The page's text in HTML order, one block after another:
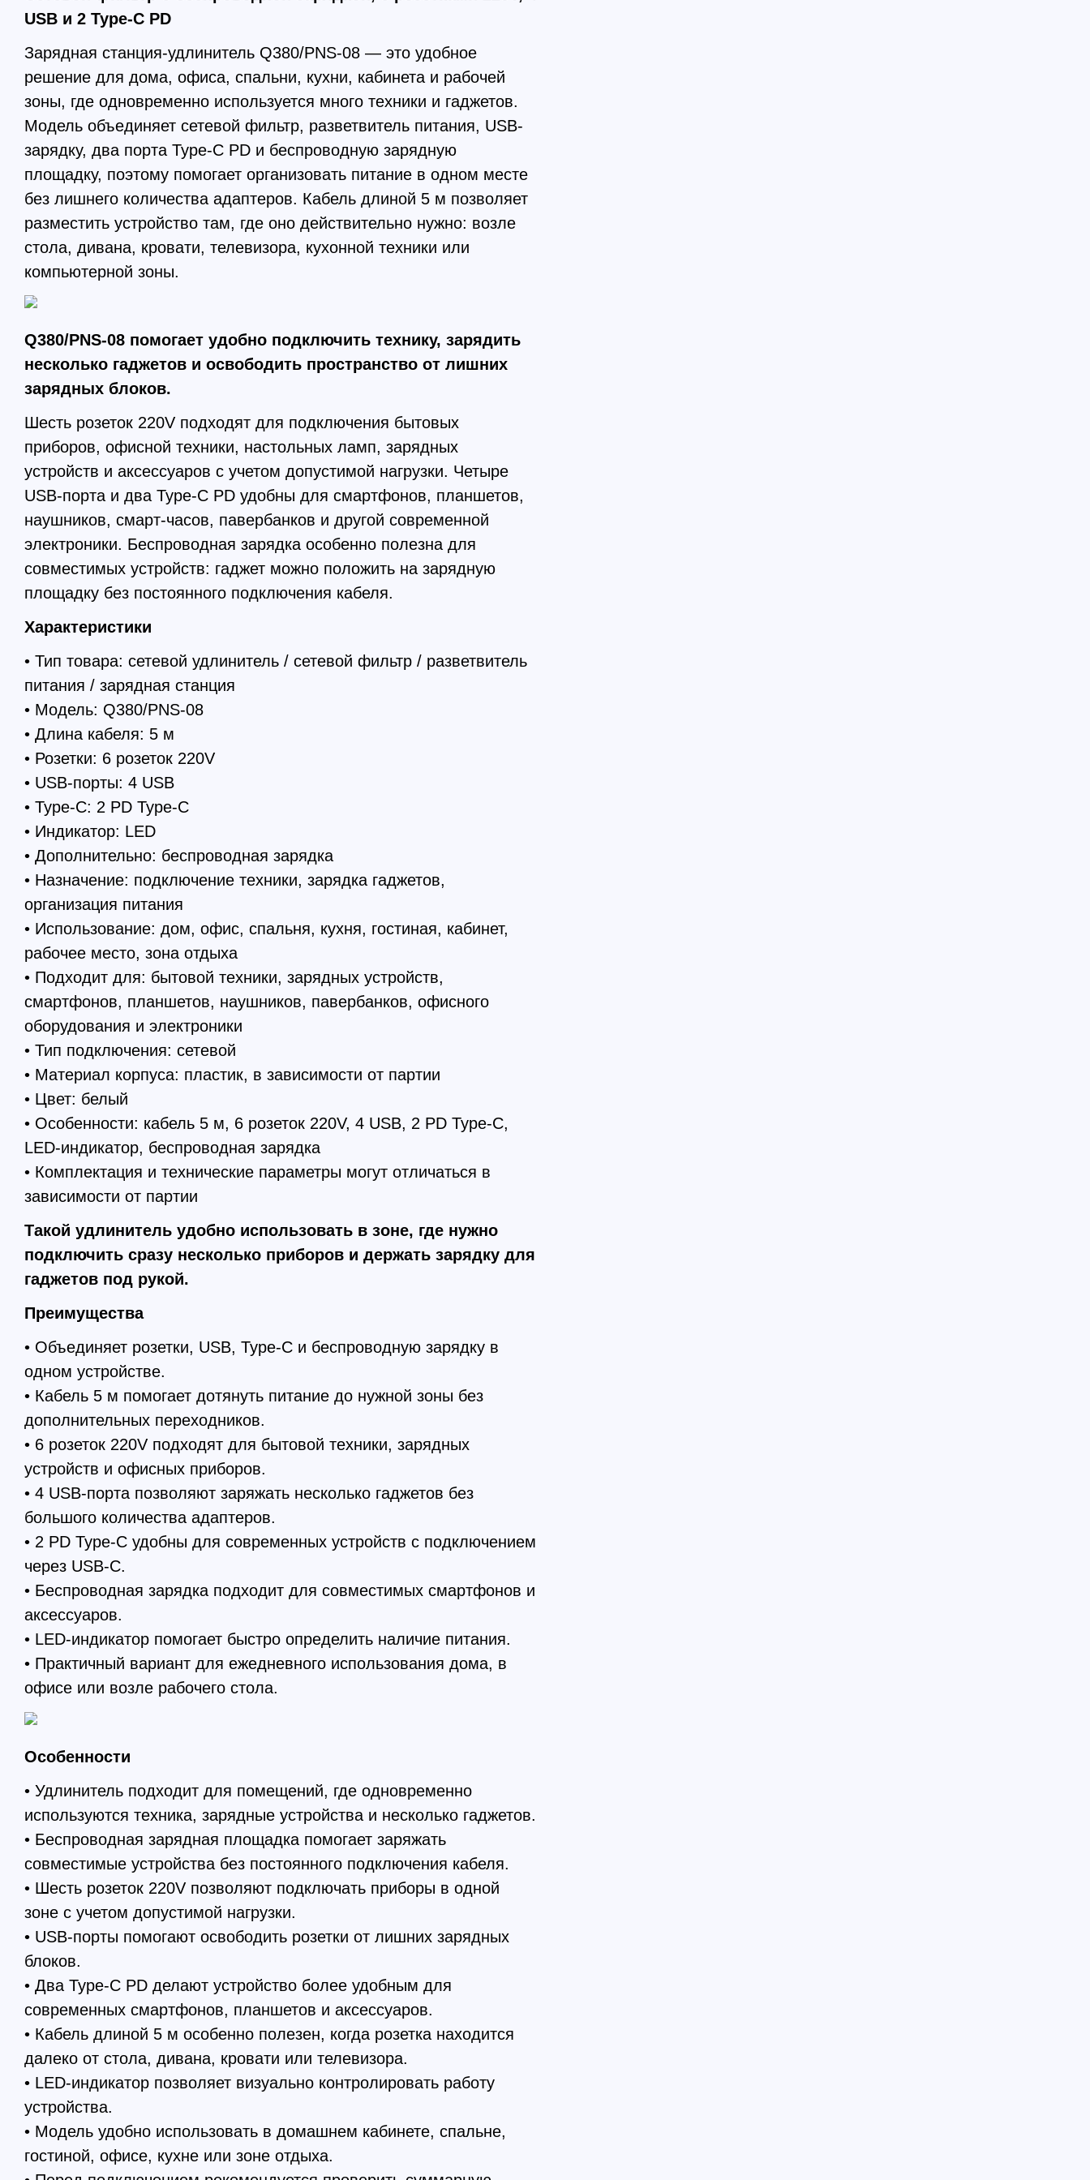
USB и 2 Type-C PD
Зарядная станция-удлинитель Q380/PNS-08 — это удобное
решение для дома, офиса, спальни, кухни, кабинета и рабочей
зоны, где одновременно используется много техники и гаджетов.
Модель объединяет сетевой фильтр, разветвитель питания, USB-
зарядку, два порта Type-C PD и беспроводную зарядную
площадку, поэтому помогает организовать питание в одном месте
без лишнего количества адаптеров. Кабель длиной 5 м позволяет
разместить устройство там, где оно действительно нужно: возле
стола, дивана, кровати, телевизора, кухонной техники или
компьютерной зоны.
Q380/PNS-08 помогает удобно подключить технику, зарядить
несколько гаджетов и освободить пространство от лишних
зарядных блоков.
Шесть розеток 220V подходят для подключения бытовых
приборов, офисной техники, настольных ламп, зарядных
устройств и аксессуаров с учетом допустимой нагрузки. Четыре
USB-порта и два Type-C PD удобны для смартфонов, планшетов,
наушников, смарт-часов, павербанков и другой современной
электроники. Беспроводная зарядка особенно полезна для
совместимых устройств: гаджет можно положить на зарядную
площадку без постоянного подключения кабеля.
Характеристики
• Тип товара: сетевой удлинитель / сетевой фильтр / разветвитель
питания / зарядная станция
• Модель: Q380/PNS-08
• Длина кабеля: 5 м
• Розетки: 6 розеток 220V
• USB-порты: 4 USB
• Type-C: 2 PD Type-C
• Индикатор: LED
• Дополнительно: беспроводная зарядка
• Назначение: подключение техники, зарядка гаджетов,
организация питания
• Использование: дом, офис, спальня, кухня, гостиная, кабинет,
рабочее место, зона отдыха
• Подходит для: бытовой техники, зарядных устройств,
смартфонов, планшетов, наушников, павербанков, офисного
оборудования и электроники
• Тип подключения: сетевой
• Материал корпуса: пластик, в зависимости от партии
• Цвет: белый
• Особенности: кабель 5 м, 6 розеток 220V, 4 USB, 2 PD Type-C,
LED-индикатор, беспроводная зарядка
• Комплектация и технические параметры могут отличаться в
зависимости от партии
Такой удлинитель удобно использовать в зоне, где нужно
подключить сразу несколько приборов и держать зарядку для
гаджетов под рукой.
Преимущества
• Объединяет розетки, USB, Type-C и беспроводную зарядку в
одном устройстве.
• Кабель 5 м помогает дотянуть питание до нужной зоны без
дополнительных переходников.
• 6 розеток 220V подходят для бытовой техники, зарядных
устройств и офисных приборов.
• 4 USB-порта позволяют заряжать несколько гаджетов без
большого количества адаптеров.
• 2 PD Type-C удобны для современных устройств с подключением
через USB-C.
• Беспроводная зарядка подходит для совместимых смартфонов и
аксессуаров.
• LED-индикатор помогает быстро определить наличие питания.
• Практичный вариант для ежедневного использования дома, в
офисе или возле рабочего стола.
Особенности
• Удлинитель подходит для помещений, где одновременно
используются техника, зарядные устройства и несколько гаджетов.
• Беспроводная зарядная площадка помогает заряжать
совместимые устройства без постоянного подключения кабеля.
• Шесть розеток 220V позволяют подключать приборы в одной
зоне с учетом допустимой нагрузки.
• USB-порты помогают освободить розетки от лишних зарядных
блоков.
• Два Type-C PD делают устройство более удобным для
современных смартфонов, планшетов и аксессуаров.
• Кабель длиной 5 м особенно полезен, когда розетка находится
далеко от стола, дивана, кровати или телевизора.
• LED-индикатор позволяет визуально контролировать работу
устройства.
• Модель удобно использовать в домашнем кабинете, спальне,
гостиной, офисе, кухне или зоне отдыха.